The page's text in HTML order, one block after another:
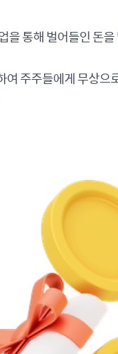
을 통해 벌어들인 돈
주주들에게 무상으